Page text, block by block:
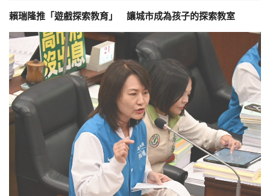
賴瑞隆推「遊戲探索教育」 讓城市成為孩子的探索教室